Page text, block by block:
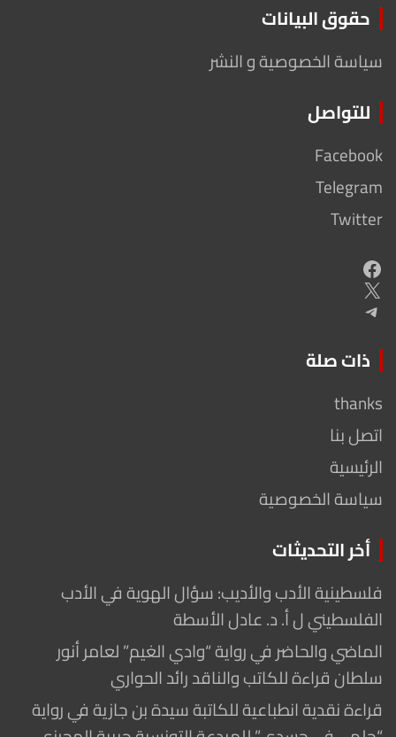
حقوق البيانات
سياسة الخصوصية و النشر
للتواصل
Facebook
Telegram
Twitter
Facebook
X
Telegram
ذات صلة
thanks
اتصل بنا
الرئيسية
سياسة الخصوصية
أخر التحديثات
فلسطينية الأدب والأديب: سؤال الهوية في الأدب
الفلسطيني ل أ. د. عادل الأسطة
الماضي والحاضر في رواية “وادي الغيم” لعامر أنور
سلطان قراءة للكاتب والناقد رائد الحواري
قراءة نقدية انطباعية للكاتبة سيدة بن جازية في رواية